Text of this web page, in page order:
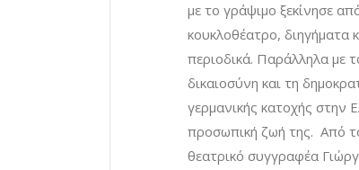
με το γράψιμο ξεκίνησε
κουκλοθέατρο, διηγήματα
περιοδικά. Παράλληλα με
δικαιοσύνη και τη
γερμανικής κατοχής στην
προσωπική ζωή της. Από
θεατρικό συγγραφέα